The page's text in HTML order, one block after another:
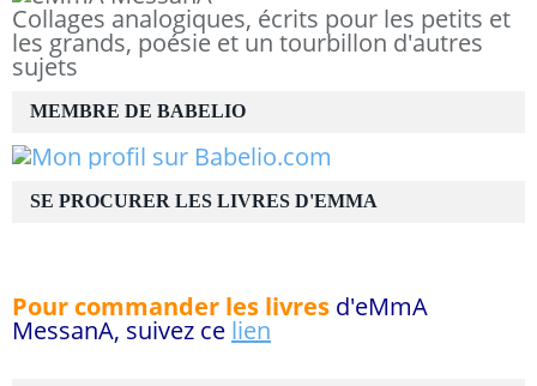
Collages analogiques, écrits pour les petits et
les grands, poésie et un tourbillon d'autres
sujets
MEMBRE DE BABELIO
SE PROCURER LES LIVRES D'EMMA
Pour commander les livres d'eMmA
MessanA, suivez ce lien